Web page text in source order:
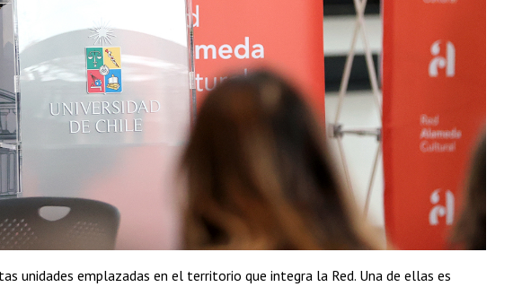
unidades emplazadas en el territorio que integra la Red. Una de ellas es